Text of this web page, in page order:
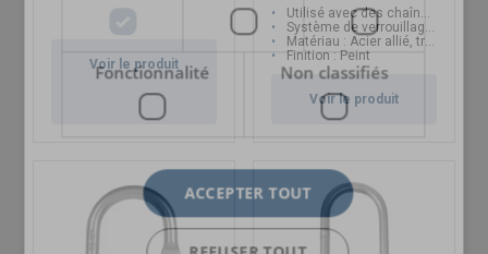
Voir le produit
Utilisé avec des chaînes grade 80 ou grade 100
Système de verrouillage facilitant le montage et le démontage
Matériau : Acier allié, trempé et revenu
Finition : Peint
Voir le produit
Fonctionnalité Non classifiés
ACCEPTER TOUT